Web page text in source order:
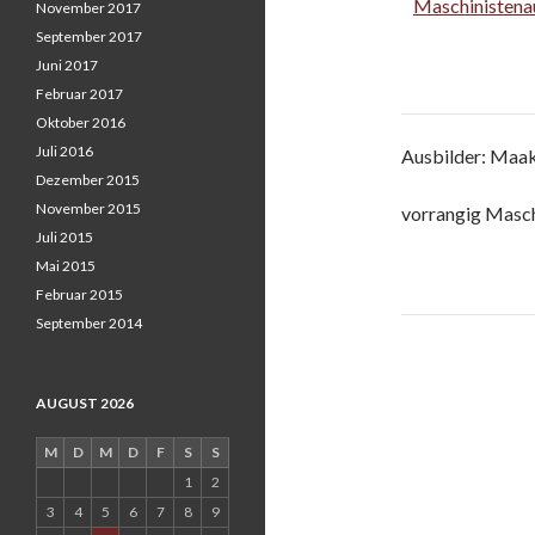
Ausbilder:
vorrangig
November 2017
September 2017
Juni 2017
Februar 2017
Oktober 2016
Juli 2016
Dezember 2015
November 2015
Juli 2015
Mai 2015
Februar 2015
September 2014
AUGUST 2026
M D M D F S
S
1
2
3
4 5 6 7 8
9